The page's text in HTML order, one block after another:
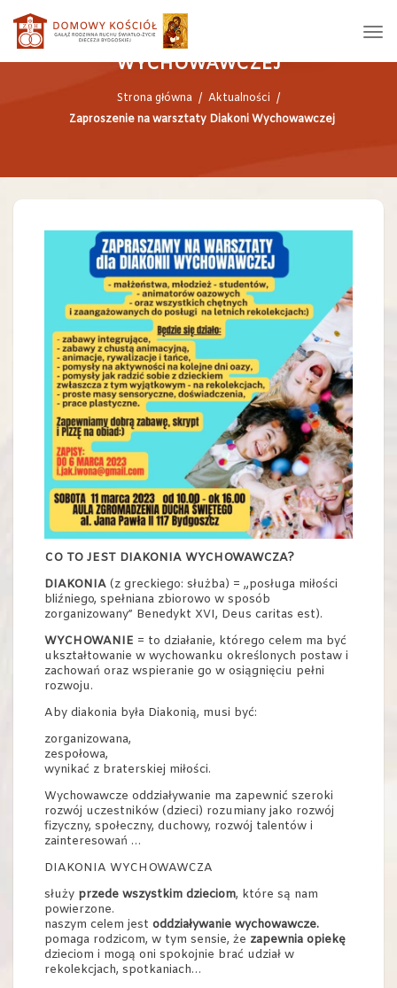
ZAPROSZENIE NA WARSZTATY DIAKONI
WYCHOWAWCZEJ
Strona główna / Aktualności /
Zaproszenie na warsztaty Diakoni Wychowawczej
CO TO JEST DIAKONIA WYCHOWAWCZA?
DIAKONIA (z greckiego: służba) = „posługa miłości
bliźniego, spełniana zbiorowo w sposób
zorganizowany” Benedykt XVI, Deus caritas est).
WYCHOWANIE = to działanie, którego celem ma być
ukształtowanie w wychowanku określonych postaw i
zachowań oraz wspieranie go w osiągnięciu pełni
rozwoju.
Aby diakonia była Diakonią, musi być:
zorganizowana,
zespołowa,
wynikać z braterskiej miłości.
Wychowawcze oddziaływanie ma zapewnić szeroki
rozwój uczestników (dzieci) rozumiany jako rozwój
fizyczny, społeczny, duchowy, rozwój talentów i
zainteresowań …
DIAKONIA WYCHOWAWCZA
służy przede wszystkim dzieciom, które są nam
powierzone.
naszym celem jest oddziaływanie wychowawcze.
pomaga rodzicom, w tym sensie, że zapewnia opiekę
dzieciom i mogą oni spokojnie brać udział w
rekolekcjach, spotkaniach…